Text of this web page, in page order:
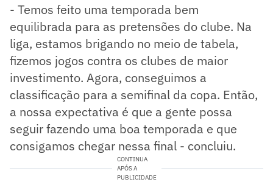
- Temos feito uma temporada bem
equilibrada para as pretensões do clube. Na
liga, estamos brigando no meio de tabela,
fizemos jogos contra os clubes de maior
investimento. Agora, conseguimos a
classificação para a semifinal da copa. Então,
a nossa expectativa é que a gente possa
seguir fazendo uma boa temporada e que
consigamos chegar nessa final - concluiu.
CONTINUA
APÓS A
PUBLICIDADE